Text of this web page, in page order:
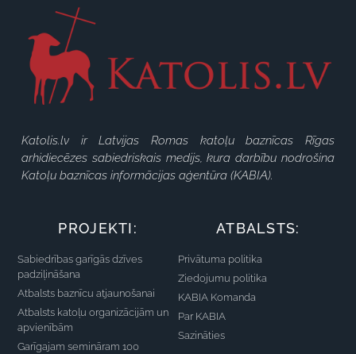
Katolis.lv ir Latvijas Romas katoļu baznīcas Rīgas
arhidiecēzes sabiedriskais medijs, kura darbību nodrošina
Katoļu baznīcas informācijas aģentūra (KABIA).
PROJEKTI:
Sabiedrības garīgās dzīves
padziļināšana
Atbalsts baznīcu atjaunošanai
Atbalsts katoļu organizācijām un
apvienībām
Garīgajam semināram 100
ATBALSTS:
Privātuma politika
Ziedojumu politika
KABIA Komanda
Par KABIA
Sazināties